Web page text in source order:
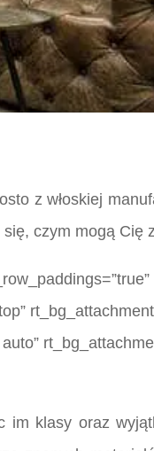
z włoskiej
czym mogą Cię
im klasy oraz